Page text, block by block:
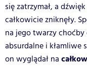
się zatrzymał, a
całkowicie zniknęły.
na jego twarzy
absurdalne i kłamliwe
on wyglądał na